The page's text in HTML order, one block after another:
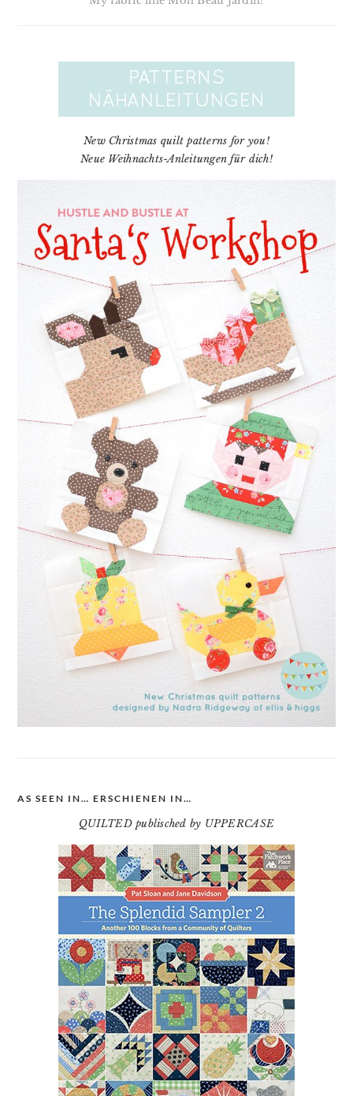
New Christmas quilt patterns for you!
Neue Weihnachts-Anleitungen für dich!
AS SEEN IN… ERSCHIENEN IN…
QUILTED publisched by UPPERCASE